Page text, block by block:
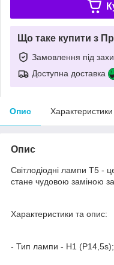
Що таке купити з
Замовлення під
Доступна доставка
Опис Характеристики
Опис
Світлодіодні лампи T5 -
стане чудовою заміною
Характеристики та опис:
- Тип лампи - H1 (P14,5s);